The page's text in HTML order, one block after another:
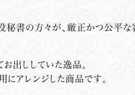
秘書の方々が、厳正かつ公平な
出ししていた逸品。
アレンジした商品です。